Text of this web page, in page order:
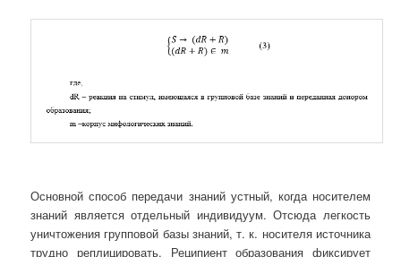
Основной способ передачи знаний устный, когда носителем
знаний является отдельный индивидуум. Отсюда легкость
уничтожения групповой базы знаний, т. к. носителя источника
трудно реплицировать. Реципиент образования фиксирует